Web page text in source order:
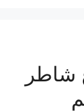
شاطر